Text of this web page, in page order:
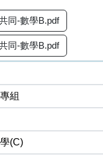
同-數學B.pdf
同-數學B.pdf
組
(C)